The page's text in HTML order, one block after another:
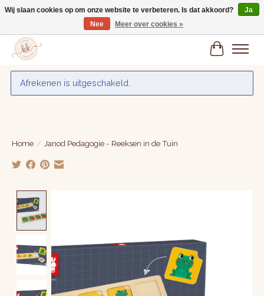
Gratis verzenden vanaf € 75,-
Afrekenen is uitgeschakeld.
Home / Janod Pedagogie - Reeksen in de Tuin
Wij slaan cookies op om onze website te verbeteren. Is dat akkoord?
Ja
Nee
Meer over cookies »